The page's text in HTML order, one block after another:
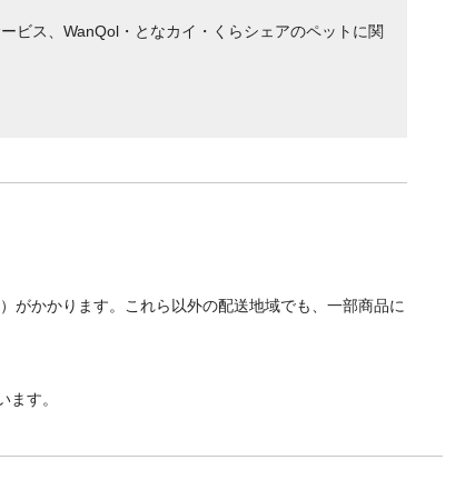
ビス、WanQol・となカイ・くらシェアのペットに関
がかかります。これら以外の配送地域でも、一部商品に
す。